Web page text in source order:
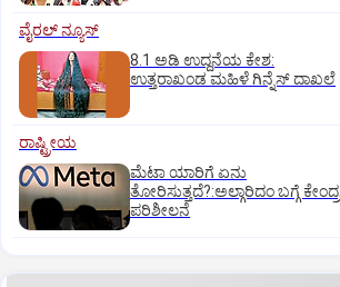
ವೈರಲ್ ನ್ಯೂಸ್
8.1 ಅಡಿ ಉದ್ದನೆಯ ಕೇಶ:
ಉತ್ತರಾಖಂಡ ಮಹಿಳೆ ಗಿನ್ನೆಸ್‌ ದಾಖಲೆ
ರಾಷ್ಟ್ರೀಯ
ಮೆಟಾ ಯಾರಿಗೆ ಏನು
ತೋರಿಸುತ್ತದೆ?:ಅಲ್ಗಾರಿದಂ ಬಗ್ಗೆ ಕೇಂದ್ರ
ಪರಿಶೀಲನೆ